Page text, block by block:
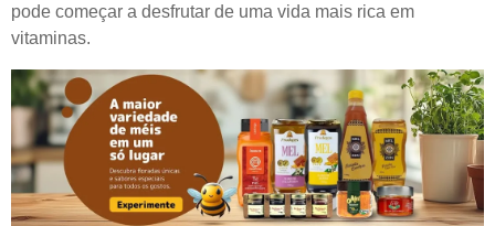
pode começar a desfrutar de uma vida mais rica em
vitaminas.